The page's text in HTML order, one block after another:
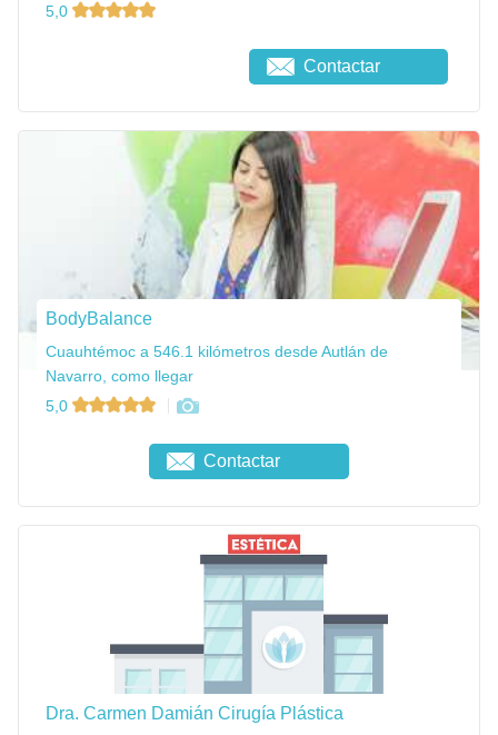
5,0
Contactar
BodyBalance
Cuauhtémoc a 546.1 kilómetros desde Autlán de
Navarro, como llegar
5,0
Contactar
Dra. Carmen Damián Cirugía Plástica